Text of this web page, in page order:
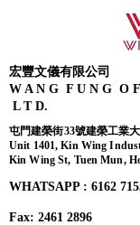
宏豐文儀有限公司
W A N G F U N G O
L T D.
屯門建榮街33號建榮工業
Unit 1401, Kin Wing
Kin Wing St, Tuen Mun,
WHATSAPP : 6162
Fax: 2461 2896